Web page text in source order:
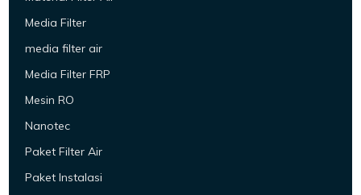
Media Filter
media filter air
Media Filter FRP
Mesin RO
Nanotec
Paket Filter Air
Paket Instalasi